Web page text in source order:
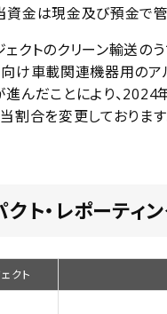
金は現金及び預金で管
クトのクリーン輸送のう
け車載関連機器用のア
んだことにより、
割合を変更しております
ト・レポーティ
クト